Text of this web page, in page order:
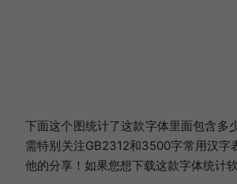
下面这个图统计了这款字体里面包含多
需特别关注GB2312和3500字常用汉字
他的分享！如果您想下载这款字体统计